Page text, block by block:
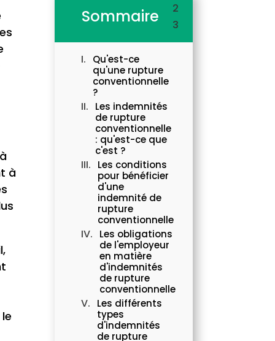
à
Sommaire
2
3
Qu'est-ce
qu'une rupture
conventionnelle
?
Les indemnités
de rupture
conventionnelle
: qu'est-ce que
c'est ?
Les conditions
pour bénéficier
d'une
indemnité de
rupture
conventionnelle
Les obligations
de l'employeur
en matière
d'indemnités
de rupture
conventionnelle
Les différents
types
d'indemnités
de rupture